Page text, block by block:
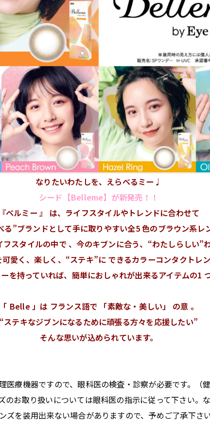
なりたいわたしを、えらべるミー♩
シード【Belleme】が新発売！！
『ベルミー 』 は、ライフスタイルやトレンドに合わせて
る”ブランドとして手に取りやすい全5 色のブラウン系レ
スタイルの中で 、今のキブンに合う、“わたしらしい”わ
愛く、楽しく、“ステキ”に できるカラーコンタクトレン
を持っていれば、簡単におしゃれが出来るアイテムの1 つ
「 Belle 」は フランス語で 「素敵な・美しい」 の意 。
“ステキなジブンになるために頑張る方々を応援したい”
そんな思いが込められています。
医療機器ですので、眼科医の検査・診察が必要です。（
のお取り扱いについては眼科医の指示に従って下さい。
ズを装用出来ない場合がありますので、予めご了承下さい